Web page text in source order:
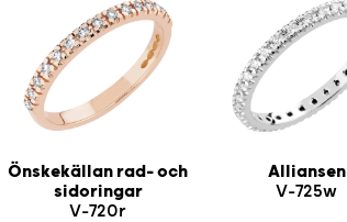
Önskekällan rad- och
sidoringar
V-720r
Alliansen
V-725w